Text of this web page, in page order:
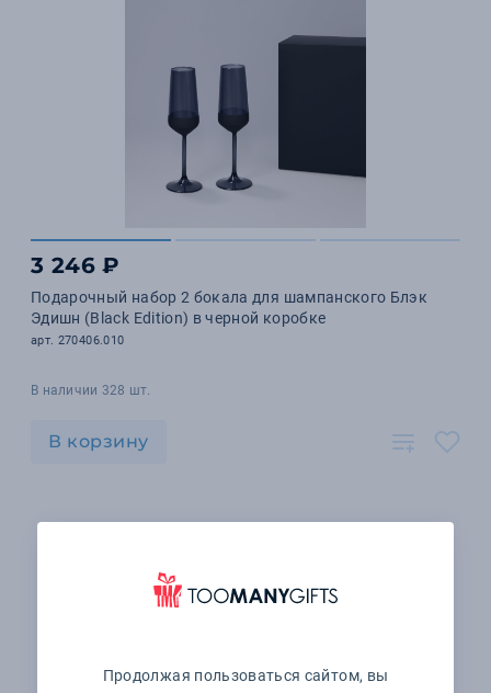
3 246 ₽
Подарочный набор 2 бокала для шампанского Блэк
Эдишн (Black Edition) в черной коробке
арт. 270406.010
В наличии 328 шт.
В корзину
Продолжая пользоваться сайтом, вы